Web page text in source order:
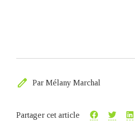
edit Par Mélany Marchal
Partager cet article